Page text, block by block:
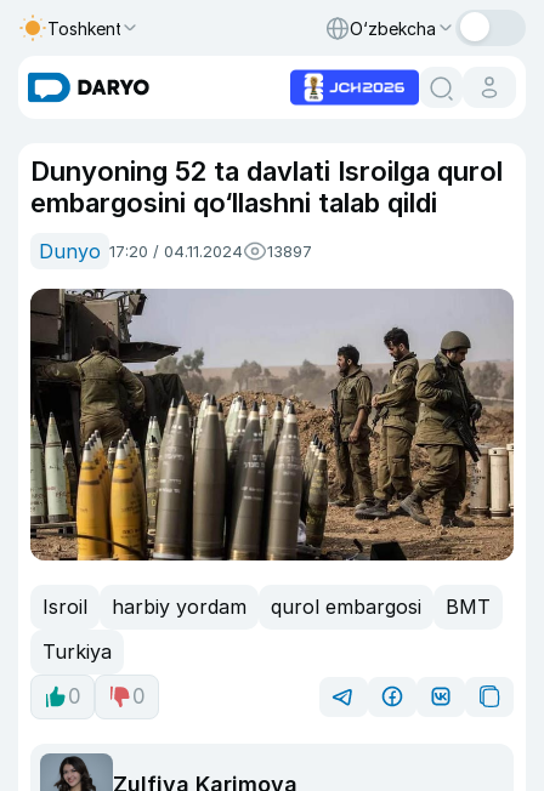
Toshkent O‘zbekcha
Dunyoning 52 ta davlati Isroilga qurol
embargosini qo‘llashni talab qildi
Dunyo 17:20 / 04.11.2024 13897
Isroil harbiy yordam qurol embargosi
BMT
Turkiya
0
0
Zulfiya Karimova